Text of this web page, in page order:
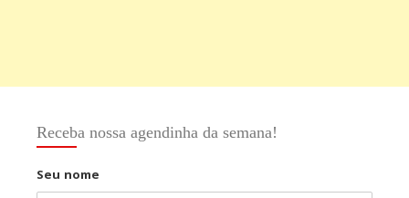
Receba nossa agendinha da semana!
Seu nome